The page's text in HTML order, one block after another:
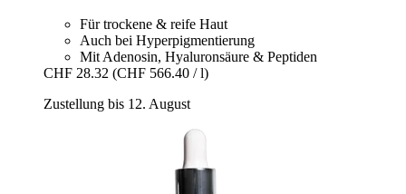
Für trockene & reife Haut
Auch bei Hyperpigmentierung
Mit Adenosin, Hyaluronsäure & Peptiden
CHF 28.32 (CHF 566.40 / l)
Zustellung bis 12. August